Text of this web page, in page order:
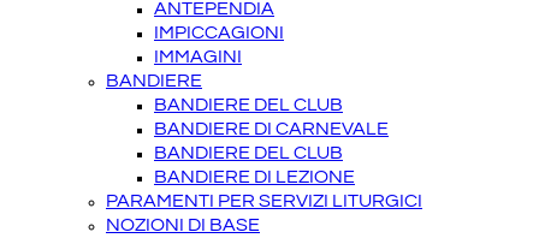
ANTEPENDIA
IMPICCAGIONI
IMMAGINI
BANDIERE
BANDIERE DEL CLUB
BANDIERE DI CARNEVALE
BANDIERE DEL CLUB
BANDIERE DI LEZIONE
PARAMENTI PER SERVIZI LITURGICI
NOZIONI DI BASE